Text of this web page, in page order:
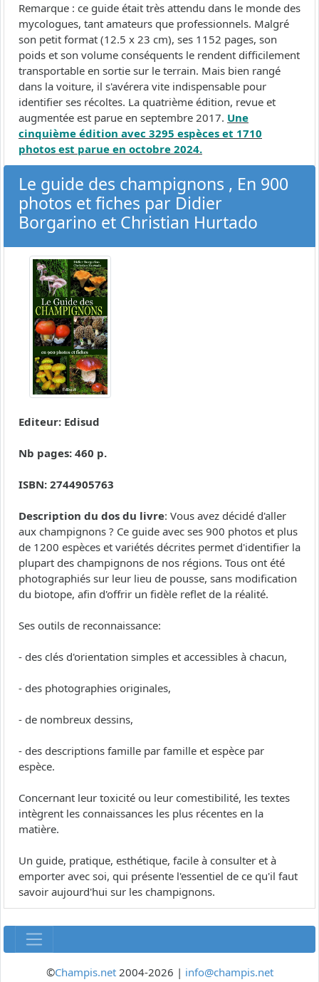
Remarque : ce guide était très attendu dans le monde des
mycologues, tant amateurs que professionnels. Malgré
son petit format (12.5 x 23 cm), ses 1152 pages, son
poids et son volume conséquents le rendent difficilement
transportable en sortie sur le terrain. Mais bien rangé
dans la voiture, il s'avérera vite indispensable pour
identifier ses récoltes. La quatrième édition, revue et
augmentée est parue en septembre 2017. Une
cinquième édition avec 3295 espèces et 1710
photos est parue en octobre 2024.
Le guide des champignons , En 900
photos et fiches par Didier
Borgarino et Christian Hurtado
Editeur: Edisud
Nb pages: 460 p.
ISBN: 2744905763
Description du dos du livre: Vous avez décidé d'aller
aux champignons ? Ce guide avec ses 900 photos et plus
de 1200 espèces et variétés décrites permet d'identifier la
plupart des champignons de nos régions. Tous ont été
photographiés sur leur lieu de pousse, sans modification
du biotope, afin d'offrir un fidèle reflet de la réalité.
Ses outils de reconnaissance:
- des clés d'orientation simples et accessibles à chacun,
- des photographies originales,
- de nombreux dessins,
- des descriptions famille par famille et espèce par
espèce.
Concernant leur toxicité ou leur comestibilité, les textes
intègrent les connaissances les plus récentes en la
matière.
Un guide, pratique, esthétique, facile à consulter et à
emporter avec soi, qui présente l'essentiel de ce qu'il faut
savoir aujourd'hui sur les champignons.
©Champis.net2004-2026 | info@champis.net